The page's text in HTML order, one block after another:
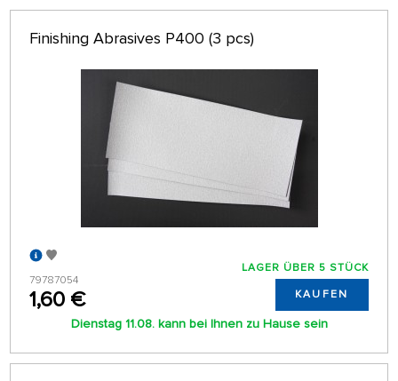
Finishing Abrasives P400 (3 pcs)
79787054
1,60 €
LAGER ÜBER 5 STÜCK
KAUFEN
Dienstag 11.08. kann bei Ihnen zu Hause sein